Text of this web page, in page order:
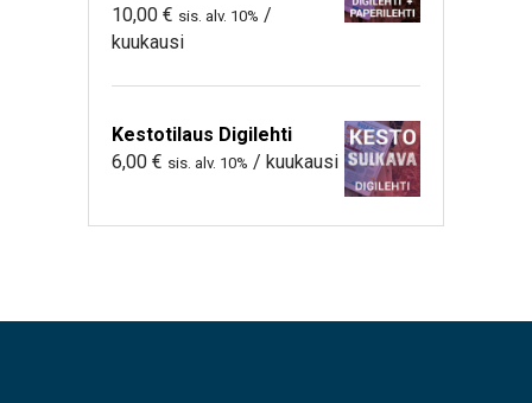
10,00 € sis. alv. 10% /
kuukausi
Kestotilaus Digilehti
6,00 € sis. alv. 10% / kuukausi